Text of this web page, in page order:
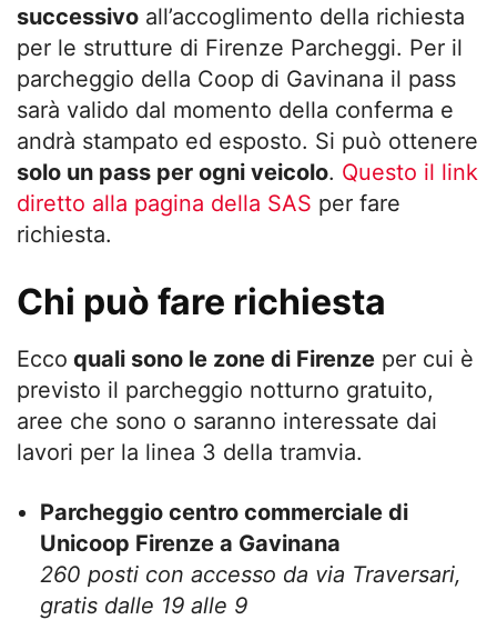
successivo all’accoglimento della richiesta
per le strutture di Firenze Parcheggi. Per il
parcheggio della Coop di Gavinana il pass
sarà valido dal momento della conferma e
andrà stampato ed esposto. Si può ottenere
solo un pass per ogni veicolo. Questo il link
diretto alla pagina della SAS per fare
richiesta.
Chi può fare richiesta
Ecco quali sono le zone di Firenze per cui è
previsto il parcheggio notturno gratuito,
aree che sono o saranno interessate dai
lavori per la linea 3 della tramvia.
Parcheggio centro commerciale di
Unicoop Firenze a Gavinana
260 posti con accesso da via Traversari,
gratis dalle 19 alle 9